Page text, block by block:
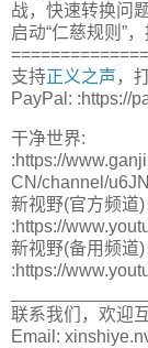
战，快速转换问
启动“仁慈规则”
支持正义之声，
PayPal: :https://
干净世界:
:https://
CN/channel/
新视野(官方频道)
:https://
新视野(备用频道)
:https://
联系我们，欢迎互
Email: